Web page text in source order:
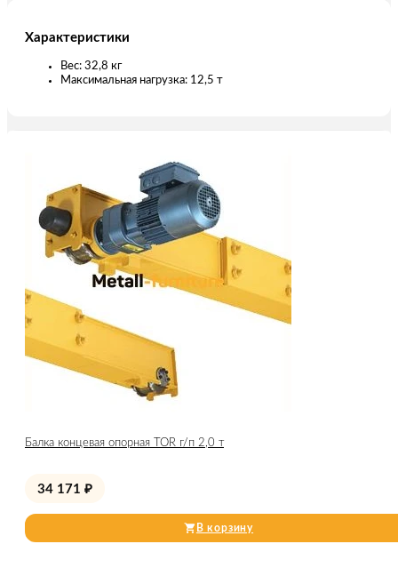
Характеристики
Вес: 32,8 кг
Максимальная нагрузка: 12,5 т
Балка концевая опорная TOR г/п 2,0 т
34 171 ₽
В корзину